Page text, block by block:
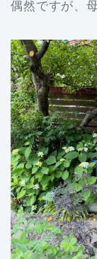
偶然ですが、